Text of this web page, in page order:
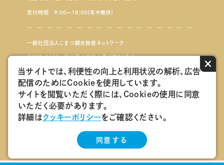
受付時間 9:00～18:00（年中無休）
一般社団法人こまつ観光物産ネットワーク
〒923-8650 石川県小松市小馬出町91番地
こまつもんマルシェ
会員ログインページ
Copyright 一般社団法人 こまつ観光物産ネットワーク All Rights reserved.
当サイトでは、利便性の向上と利用状況の解析、広告
配信のためにCookieを使用しています。
サイトを閲覧いただく際には、Cookieの使用に同意
いただく必要があります。
詳細はクッキーポリシーをご確認ください。
×
同意する